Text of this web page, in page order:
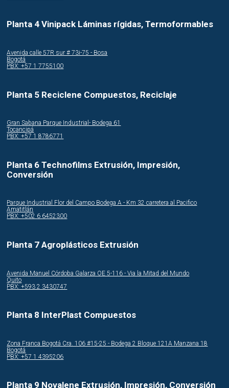
Planta 4 Vinipack Láminas rígidas, Termoformables
Avenida calle 57R sur # 73i-75 - Bosa
Bogotá
PBX: +57 1 7755100
Planta 5 Reciclene Compuestos, Reciclaje
Gran Sabana Parque Industrial- Bodega 61
Tocancipá
PBX: +57 1 8786771
Planta 6 Technofilms Extrusión, Impresión,
Conversión
Parque Industrial Flor del Campo Bodega A - Km 32 carretera al Pacifico
Amatitlán
PBX: +502 6 6452300
Planta 7 Agroplásticos Extrusión
Avenida Manuel Córdoba Galarza OE 5-116 - Via la Mitad del Mundo
Quito
PBX: +593 2 3430747
Planta 8 InterPlast Compuestos
Zona Franca Bogotá Cra. 106 #15-25 - Bodega 2 Bloque 121A Manzana 18
Bogotá
PBX: +57 1 4395206
Planta 9 Novalene Extrusión, Impresión, Conversión